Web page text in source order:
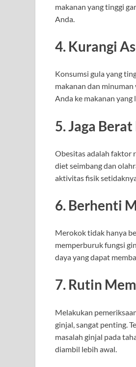
makanan yang tinggi
Anda.
4. Kurangi
Konsumsi gula yang
makanan dan
Anda ke makanan
5. Jaga
Obesitas adalah faktor
diet seimbang dan
aktivitas fisik
6. Berhenti
Merokok tidak hanya
memperburuk fungsi
daya yang dapat
7. Rutin
Melakukan
ginjal, sangat penting.
masalah ginjal pada
diambil lebih awal.